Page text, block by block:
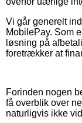
Vi går generelt
MobilePay. Som
løsning på
foretrækker at
Forinden nogen
få overblik over
naturligvis ikke